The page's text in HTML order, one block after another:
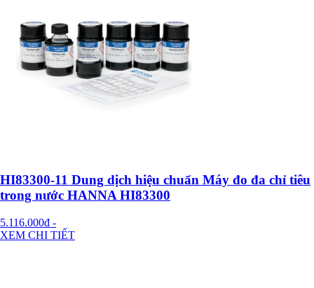
HI83300-11 Dung dịch hiệu chuẩn Máy đo đa chỉ tiêu
trong nước HANNA HI83300
5.116.000đ -
XEM CHI TIẾT